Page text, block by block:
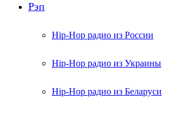
Рэп
Hip-Hop радио из России
Hip-Hop радио из Украины
Hip-Hop радио из Беларуси